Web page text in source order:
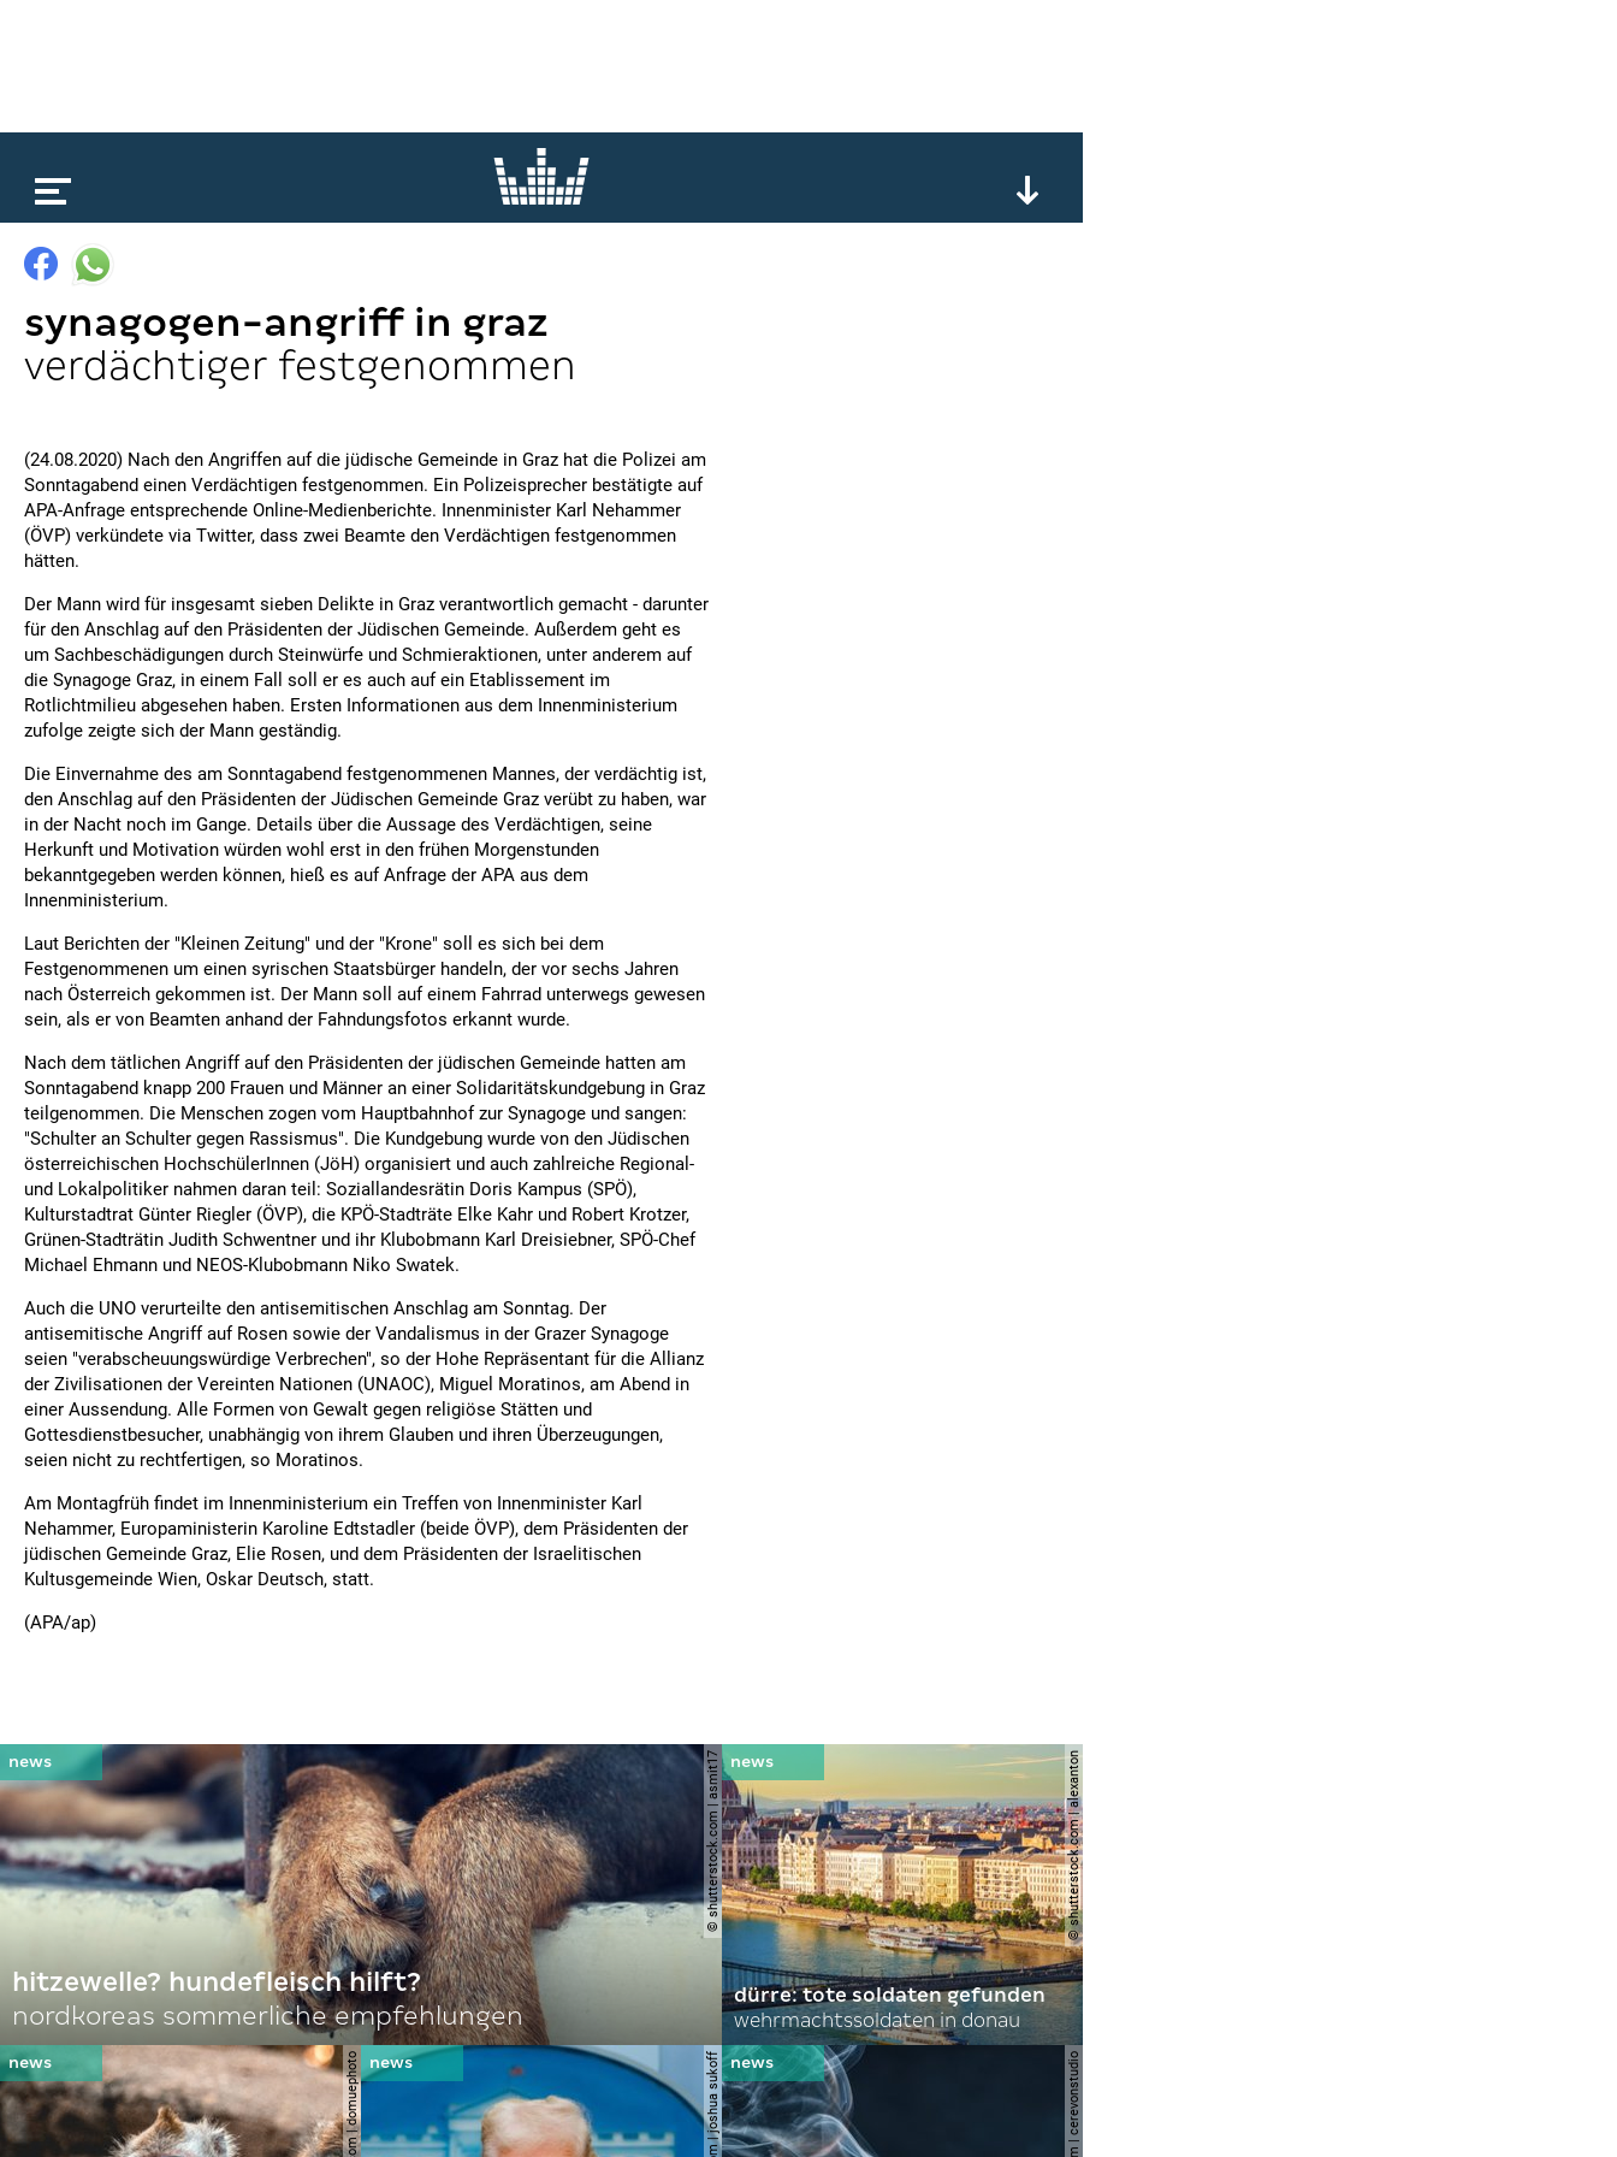
synagogen-angriff in graz
verdächtiger festgenommen
(24.08.2020) Nach den Angriffen auf die jüdische Gemeinde in Graz hat die Polizei am
Sonntagabend einen Verdächtigen festgenommen. Ein Polizeisprecher bestätigte auf
APA-Anfrage entsprechende Online-Medienberichte. Innenminister Karl Nehammer
(ÖVP) verkündete via Twitter, dass zwei Beamte den Verdächtigen festgenommen
hätten.
Der Mann wird für insgesamt sieben Delikte in Graz verantwortlich gemacht - darunter
für den Anschlag auf den Präsidenten der Jüdischen Gemeinde. Außerdem geht es
um Sachbeschädigungen durch Steinwürfe und Schmieraktionen, unter anderem auf
die Synagoge Graz, in einem Fall soll er es auch auf ein Etablissement im
Rotlichtmilieu abgesehen haben. Ersten Informationen aus dem Innenministerium
zufolge zeigte sich der Mann geständig.
Die Einvernahme des am Sonntagabend festgenommenen Mannes, der verdächtig ist,
den Anschlag auf den Präsidenten der Jüdischen Gemeinde Graz verübt zu haben, war
in der Nacht noch im Gange. Details über die Aussage des Verdächtigen, seine
Herkunft und Motivation würden wohl erst in den frühen Morgenstunden
bekanntgegeben werden können, hieß es auf Anfrage der APA aus dem
Innenministerium.
Laut Berichten der "Kleinen Zeitung" und der "Krone" soll es sich bei dem
Festgenommenen um einen syrischen Staatsbürger handeln, der vor sechs Jahren
nach Österreich gekommen ist. Der Mann soll auf einem Fahrrad unterwegs gewesen
sein, als er von Beamten anhand der Fahndungsfotos erkannt wurde.
Nach dem tätlichen Angriff auf den Präsidenten der jüdischen Gemeinde hatten am
Sonntagabend knapp 200 Frauen und Männer an einer Solidaritätskundgebung in Graz
teilgenommen. Die Menschen zogen vom Hauptbahnhof zur Synagoge und sangen:
"Schulter an Schulter gegen Rassismus". Die Kundgebung wurde von den Jüdischen
österreichischen HochschülerInnen (JöH) organisiert und auch zahlreiche Regional-
und Lokalpolitiker nahmen daran teil: Soziallandesrätin Doris Kampus (SPÖ),
Kulturstadtrat Günter Riegler (ÖVP), die KPÖ-Stadträte Elke Kahr und Robert Krotzer,
Grünen-Stadträtin Judith Schwentner und ihr Klubobmann Karl Dreisiebner, SPÖ-Chef
Michael Ehmann und NEOS-Klubobmann Niko Swatek.
Auch die UNO verurteilte den antisemitischen Anschlag am Sonntag. Der
antisemitische Angriff auf Rosen sowie der Vandalismus in der Grazer Synagoge
seien "verabscheuungswürdige Verbrechen", so der Hohe Repräsentant für die Allianz
der Zivilisationen der Vereinten Nationen (UNAOC), Miguel Moratinos, am Abend in
einer Aussendung. Alle Formen von Gewalt gegen religiöse Stätten und
Gottesdienstbesucher, unabhängig von ihrem Glauben und ihren Überzeugungen,
seien nicht zu rechtfertigen, so Moratinos.
Am Montagfrüh findet im Innenministerium ein Treffen von Innenminister Karl
Nehammer, Europaministerin Karoline Edtstadler (beide ÖVP), dem Präsidenten der
jüdischen Gemeinde Graz, Elie Rosen, und dem Präsidenten der Israelitischen
Kultusgemeinde Wien, Oskar Deutsch, statt.
(APA/ap)
© shutterstock.com | asmit17
hitzewelle? hundefleisch hilft?
nordkoreas sommerliche empfehlungen
© shutterstock.com | alexanton
dürre: tote soldaten gefunden
wehrmachtssoldaten in donau